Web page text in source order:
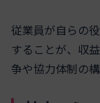
従業員が自らの
することが、収
争や協力体制の